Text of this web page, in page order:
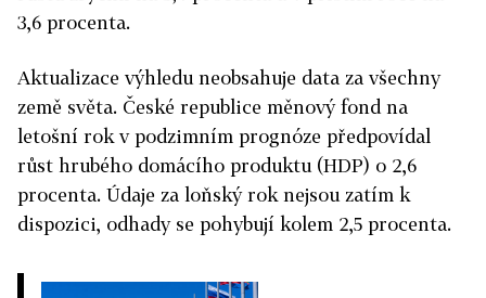
3,6 procenta.
Aktualizace výhledu neobsahuje data za všechny
země světa. České republice měnový fond na
letošní rok v podzimním prognóze předpovídal
růst hrubého domácího produktu (HDP) o 2,6
procenta. Údaje za loňský rok nejsou zatím k
dispozici, odhady se pohybují kolem 2,5 procenta.